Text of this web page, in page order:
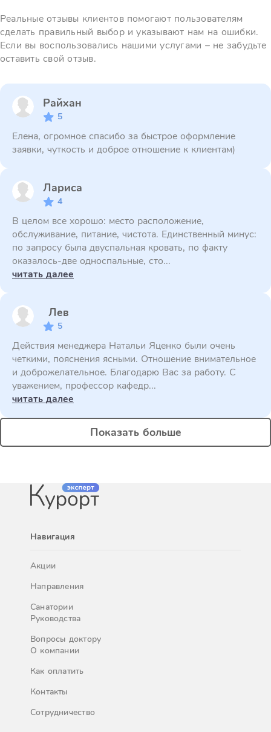
Реальные отзывы клиентов помогают пользователям
сделать правильный выбор и указывают нам на ошибки.
Если вы воспользовались нашими услугами – не забудьте
оставить свой отзыв.
Райхан
5
Елена, огромное спасибо за быстрое оформление
заявки, чуткость и доброе отношение к клиентам)
Лариса
4
В целом все хорошо: место расположение,
обслуживание, питание, чистота. Единственный минус:
по запросу была двуспальная кровать, по факту
оказалось-две односпальные, сто...
читать далее
Лев
5
Действия менеджера Натальи Яценко были очень
четкими, пояснения ясными. Отношение внимательное
и доброжелательное. Благодарю Вас за работу. С
уважением, профессор кафедр...
читать далее
Показать больше
Навигация
Акции
Направления
Санатории
Руководства
Вопросы доктору
О компании
Как оплатить
Контакты
Сотрудничество